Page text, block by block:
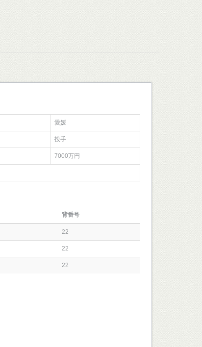
愛媛
投手
7000万円
背番号
22
22
22